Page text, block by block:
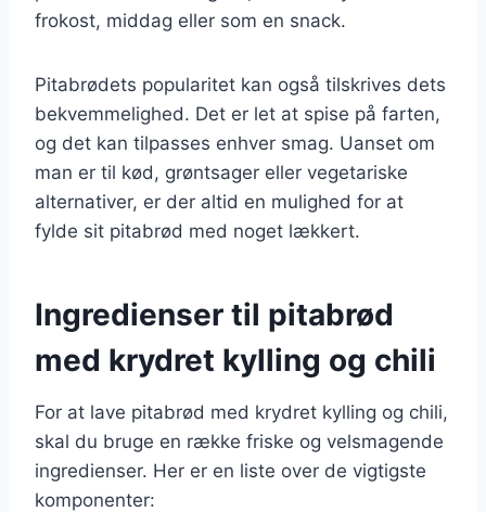
frokost, middag eller som en snack.
Pitabrødets popularitet kan også tilskrives dets
bekvemmelighed. Det er let at spise på farten,
og det kan tilpasses enhver smag. Uanset om
man er til kød, grøntsager eller vegetariske
alternativer, er der altid en mulighed for at
fylde sit pitabrød med noget lækkert.
Ingredienser til pitabrød
med krydret kylling og chili
For at lave pitabrød med krydret kylling og chili,
skal du bruge en række friske og velsmagende
ingredienser. Her er en liste over de vigtigste
komponenter: